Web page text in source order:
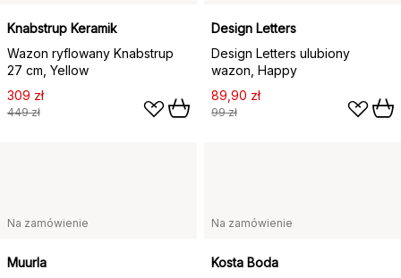
Knabstrup Keramik
Wazon ryflowany Knabstrup
27 cm, Yellow
309 zł
449 zł
Design Letters
Design Letters ulubiony
wazon, Happy
89,90 zł
99 zł
Na zamówienie
Muurla
Na zamówienie
Kosta Boda